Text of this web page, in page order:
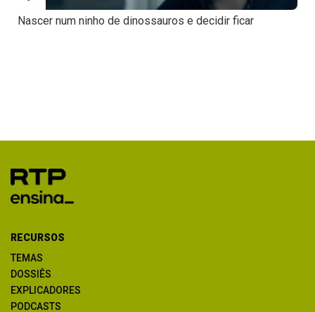
Nascer num ninho de dinossauros e decidir ficar
RECURSOS
TEMAS
DOSSIÊS
EXPLICADORES
PODCASTS